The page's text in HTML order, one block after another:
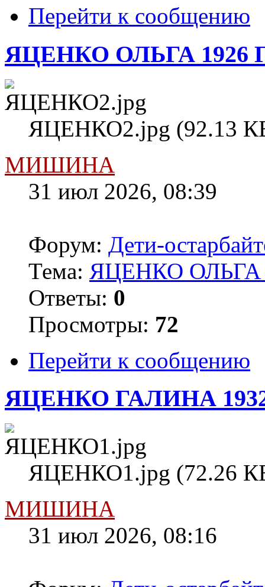
Перейти к сообщению
ЯЦЕНКО ОЛЬГА 1926
ЯЦЕНКО2.jpg (92.13
МИШИНА
31 июл 2026, 08:39
Форум: Дети-
Тема: ЯЦЕНКО ОЛЬГА
Ответы: 0
Просмотры: 72
Перейти к сообщению
ЯЦЕНКО ГАЛИНА
ЯЦЕНКО1.jpg (72.26
МИШИНА
31 июл 2026, 08:16